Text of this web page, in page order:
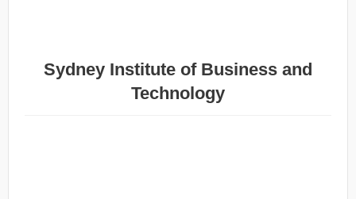
Sydney Institute of Business and
Technology